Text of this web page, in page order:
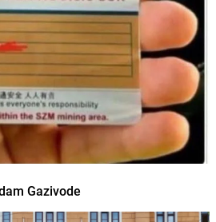
Gazivode